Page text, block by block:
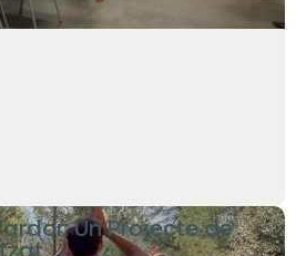
Un Projecte de